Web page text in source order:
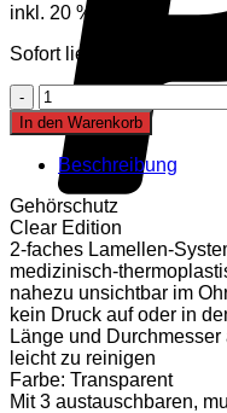
inkl. 20 % MwSt.
Sofort lieferbar
Alpine
MusicSafe
Pro
2
Earplugs
Menge
In den Warenkorb
Beschreibung
Gehörschutz
Clear Edition
2-faches Lamellen-
medizinisch-
nahezu unsichtbar im
kein Druck auf oder in
Länge und
leicht zu reinigen
Farbe: Transparent
Mit 3 austauschbaren,